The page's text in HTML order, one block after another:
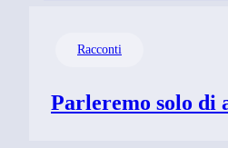
Racconti
Parleremo solo di